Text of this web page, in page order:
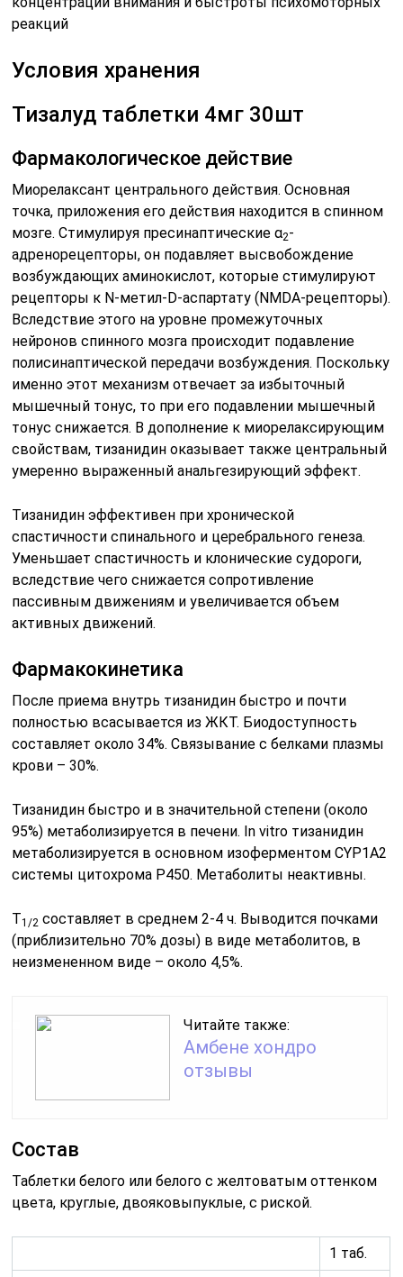
реакций
Условия хранения
Тизалуд таблетки 4мг 30шт
Фармакологическое действие
Миорелаксант центрального действия. Основная
точка, приложения его действия находится в спинном
мозге. Стимулируя пресинаптические α2-
адренорецепторы, он подавляет высвобождение
возбуждающих аминокислот, которые стимулируют
рецепторы к N-метил-D-аспартату (NMDA-рецепторы).
Вследствие этого на уровне промежуточных
нейронов спинного мозга происходит подавление
полисинаптической передачи возбуждения. Поскольку
именно этот механизм отвечает за избыточный
мышечный тонус, то при его подавлении мышечный
тонус снижается. В дополнение к миорелаксирующим
свойствам, тизанидин оказывает также центральный
умеренно выраженный анальгезирующий эффект.
Тизанидин эффективен при хронической
спастичности спинального и церебрального генеза.
Уменьшает спастичность и клонические судороги,
вследствие чего снижается сопротивление
пассивным движениям и увеличивается объем
активных движений.
Фармакокинетика
После приема внутрь тизанидин быстро и почти
полностью всасывается из ЖКТ. Биодоступность
составляет около 34%. Связывание с белками плазмы
крови – 30%.
Тизанидин быстро и в значительной степени (около
95%) метаболизируется в печени. In vitro тизанидин
метаболизируется в основном изоферментом CYP1A2
системы цитохрома Р450. Метаболиты неактивны.
T1/2 составляет в среднем 2-4 ч. Выводится почками
(приблизительно 70% дозы) в виде метаболитов, в
неизмененном виде – около 4,5%.
Читайте также:
Амбене хондро
отзывы
Состав
Таблетки белого или белого с желтоватым оттенком
цвета, круглые, двояковыпуклые, с риской.
1 таб.